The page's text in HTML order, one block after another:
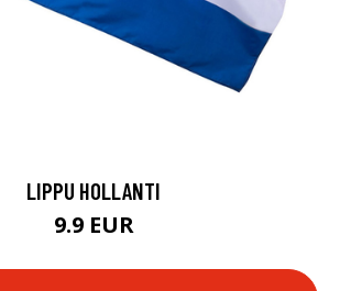
LIPPU HOLLANTI
9.9 EUR